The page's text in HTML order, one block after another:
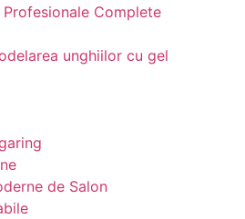
Profesionale Complete
unghiilor cu gel
de Salon